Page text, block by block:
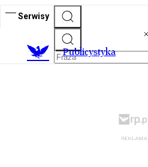
Serwisy
Publicystyka